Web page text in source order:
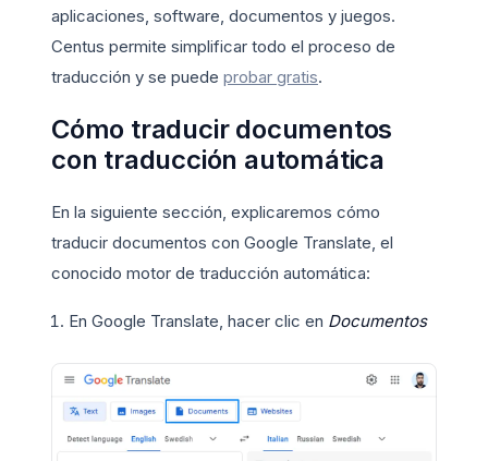
aplicaciones, software, documentos y juegos.
Centus permite simplificar todo el proceso de
traducción y se puede probar gratis.
Cómo traducir documentos
con traducción automática
En la siguiente sección, explicaremos cómo
traducir documentos con Google Translate, el
conocido motor de traducción automática:
En Google Translate, hacer clic en Documentos